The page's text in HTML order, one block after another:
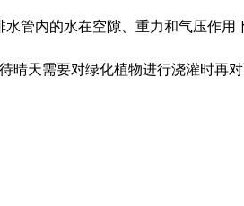
管内的水在空隙、重力和气压作用
天需要对绿化植物进行浇灌时再